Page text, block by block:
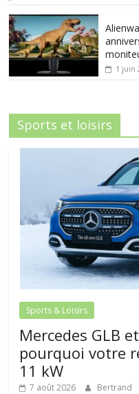
1 juin
Sports et loisirs
Sports & Loisirs
Mercedes GLB
pourquoi votre
11 kW
7 août 2026 Bertrand